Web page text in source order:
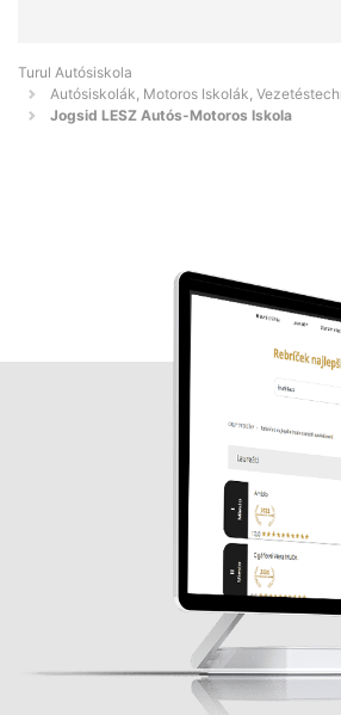
Turul Autósiskola
Autósiskolák, Motoros Iskolák,
Jogsid LESZ Autós-Motoros Iskola